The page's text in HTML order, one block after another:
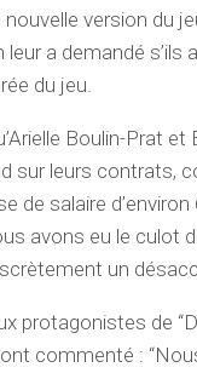
version du
a demandé s’ils
du jeu.
Boulin-Prat et
sur leurs contrats,
de salaire
avons eu le culot
un
protagonistes de
commenté :